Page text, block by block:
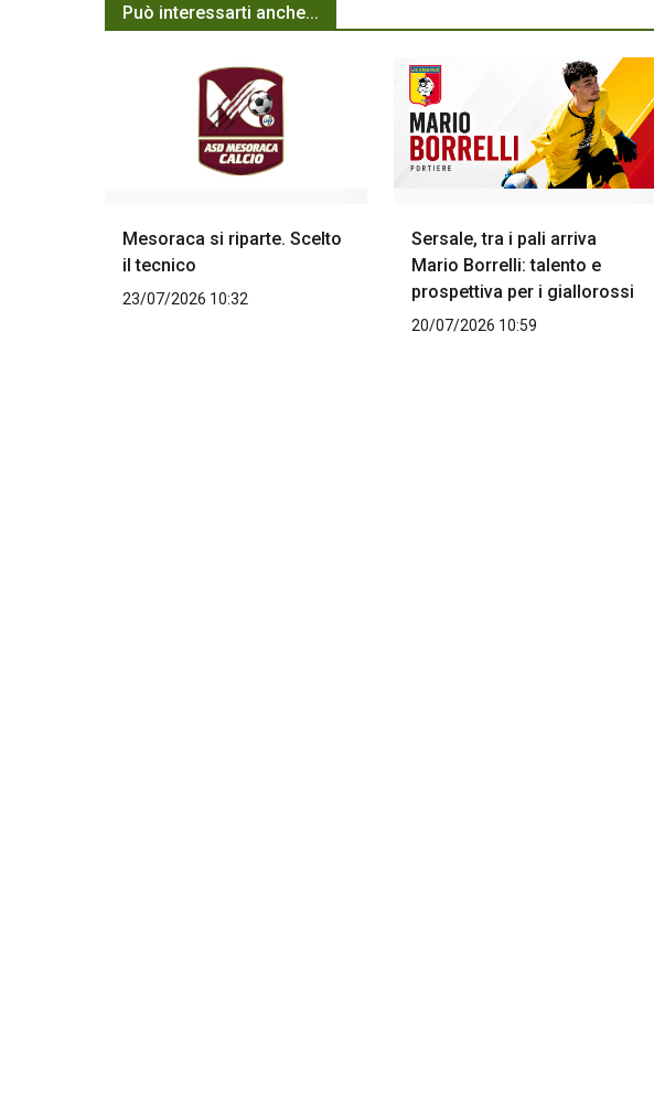
Può interessarti anche...
Mesoraca si riparte. Scelto
il tecnico
23/07/2026 10:32
Sersale, tra i pali arriva
Mario Borrelli: talento e
prospettiva per i giallorossi
20/07/2026 10:59